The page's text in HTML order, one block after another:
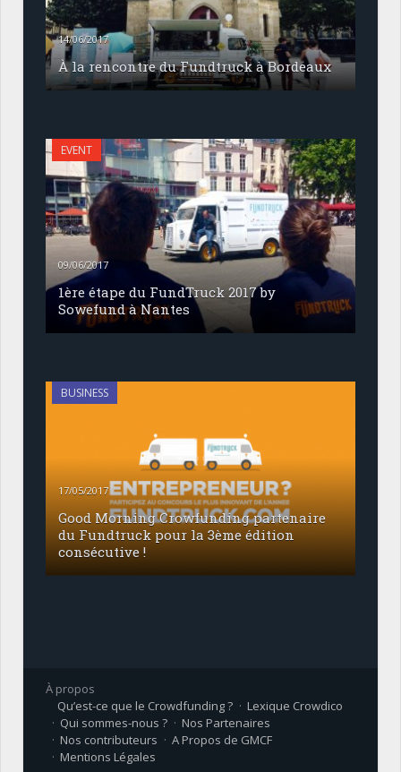
14/06/2017
À la rencontre du Fundtruck à Bordeaux
EVENT
09/06/2017
1ère étape du FundTruck 2017 by
Sowefund à Nantes
BUSINESS
17/05/2017
Good Morning Crowfunding partenaire
du Fundtruck pour la 3ème édition
consécutive !
À propos
Qu’est-ce que le Crowdfunding ?
Lexique Crowdico
Qui sommes-nous ?
Nos Partenaires
Nos contributeurs
A Propos de GMCF
Mentions Légales